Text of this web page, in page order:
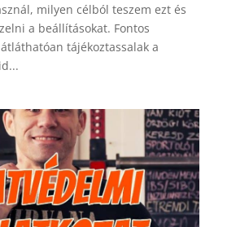
milyen célból teszem ezt és
a beállításokat. Fontos
tájékoztassalak a